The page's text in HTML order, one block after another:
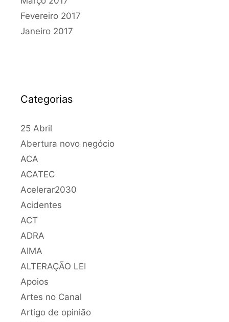
Fevereiro 2017
Janeiro 2017
Categorias
25 Abril
Abertura novo negócio
ACA
ACATEC
Acelerar2030
Acidentes
ACT
ADRA
AIMA
ALTERAÇÃO LEI
Apoios
Artes no Canal
Artigo de opinião